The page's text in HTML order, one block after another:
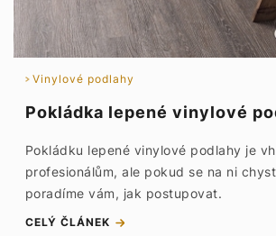
Vinylové podlahy
Pokládka lepené vinylové
Pokládku lepené vinylové podlahy je
profesionálům, ale pokud se na ni
poradíme vám, jak postupovat.
CELÝ ČLÁNEK